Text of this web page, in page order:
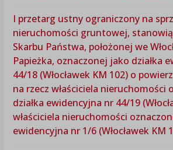
I przetarg ustny ograniczony na
nieruchomości gruntowej,
Skarbu Państwa, położonej we
Papieżka, oznaczonej jako działka
44/18 (Włocławek KM 102) o
na rzecz właściciela nieruchomości
działka ewidencyjna nr 44/19
właściciela nieruchomości
ewidencyjna nr 1/6 (Włocławek KM